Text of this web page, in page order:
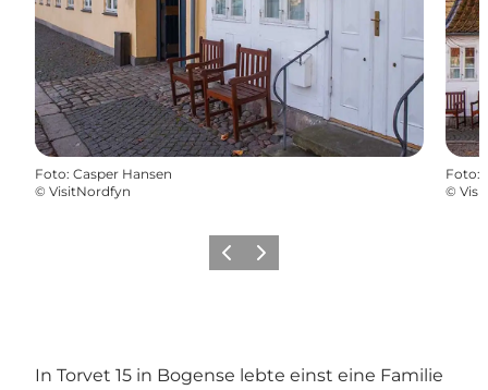
Foto: Casper Hansen
© VisitNordfyn
Foto:
©
ZurückWeiter
In Torvet 15 in Bogense lebte einst eine Familie